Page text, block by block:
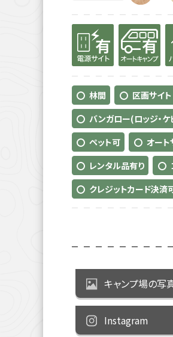
有り 有り
林間 区画サイト
バンガロー(ロッジ・ケ
ペット可
オート
レンタル品有り
クレジットカード決済
キャンプ場の写
Instagram